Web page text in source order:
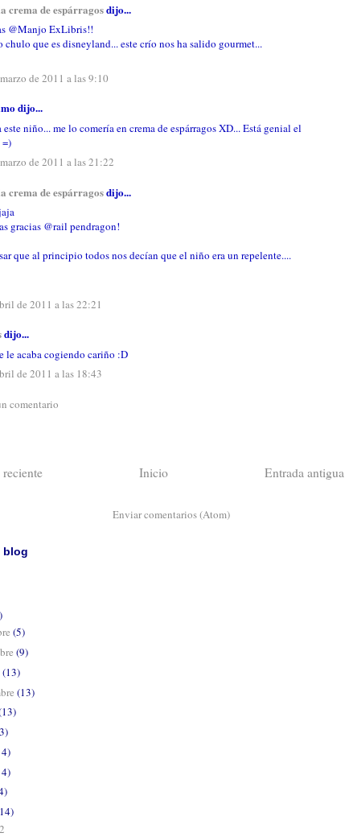
crema de espárragosdijo...
@Manjo ExLibris!!
chulo que es disneyland... este crío nos ha salido gourmet...
de 2011 a las 9:10
dijo...
este niño... me lo comería en crema de espárragos XD... Está genial el
de 2011 a las 21:22
crema de espárragosdijo...
gracias @rail pendragon!
que al principio todos nos decían que el niño era un repelente....
de 2011 a las 22:21
dijo...
le acaba cogiendo cariño :D
de 2011 a las 18:43
comentario
Entrada antigua
Inicio
Enviar comentarios (Atom)
blog
(5)
(9)
(13)
(13)